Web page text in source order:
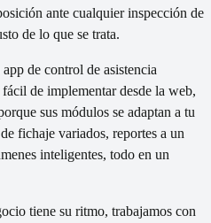
ante cualquier inspección de
de lo que se trata.
de control de asistencia
de implementar desde la web,
sus módulos se adaptan a tu
fichaje variados, reportes a un
inteligentes, todo en un
tiene su ritmo, trabajamos con